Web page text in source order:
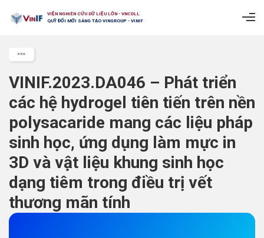
VIỆN NGHIÊN CỨU DỮ LIỆU LỚN - VNCDLL
QUỸ ĐỔI MỚI SÁNG TẠO VINGROUP - VINIF
VINIF.2023.DA046 – Phát triển
các hệ hydrogel tiên tiến trên nền
polysacaride mang các liệu pháp
sinh học, ứng dụng làm mực in
3D và vật liệu khung sinh học
dạng tiêm trong điều trị vết
thương mãn tính